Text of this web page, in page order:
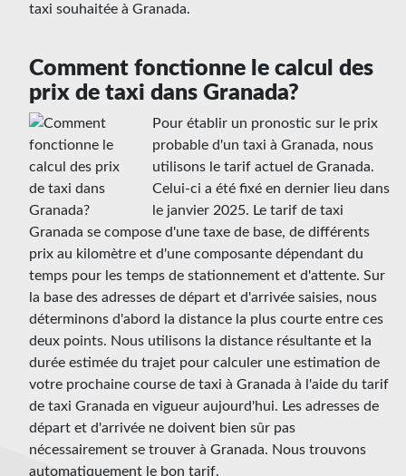
taxi souhaitée à Granada.
Comment fonctionne le calcul des
prix de taxi dans Granada?
Pour établir un pronostic sur le prix
probable d'un taxi à Granada, nous
utilisons le tarif actuel de Granada.
Celui-ci a été fixé en dernier lieu dans
le janvier 2025. Le tarif de taxi
Granada se compose d'une taxe de base, de différents
prix au kilomètre et d'une composante dépendant du
temps pour les temps de stationnement et d'attente. Sur
la base des adresses de départ et d'arrivée saisies, nous
déterminons d'abord la distance la plus courte entre ces
deux points. Nous utilisons la distance résultante et la
durée estimée du trajet pour calculer une estimation de
votre prochaine course de taxi à Granada à l'aide du tarif
de taxi Granada en vigueur aujourd'hui. Les adresses de
départ et d'arrivée ne doivent bien sûr pas
nécessairement se trouver à Granada. Nous trouvons
automatiquement le bon tarif.